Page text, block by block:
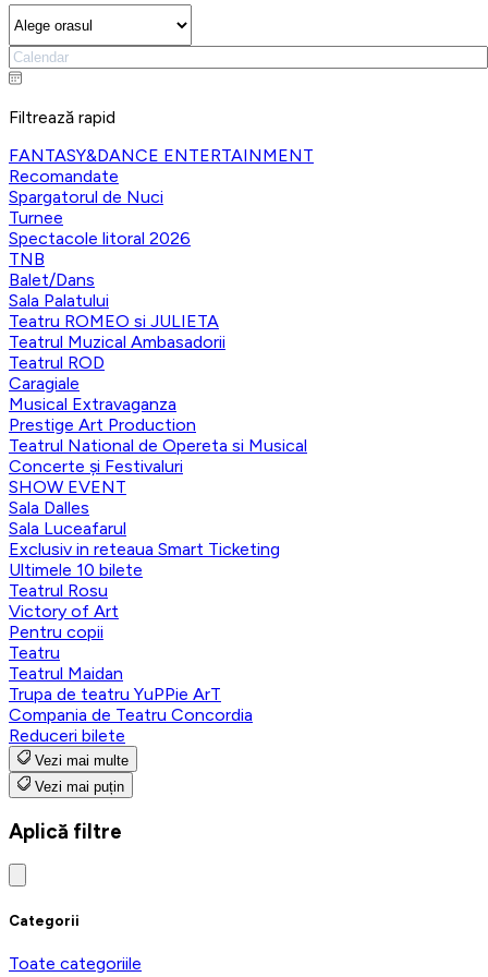
Filtrează rapid
FANTASY&DANCE ENTERTAINMENT
Recomandate
Spargatorul de Nuci
Turnee
Spectacole litoral 2026
TNB
Balet/Dans
Sala Palatului
Teatru ROMEO si JULIETA
Teatrul Muzical Ambasadorii
Teatrul ROD
Caragiale
Musical Extravaganza
Prestige Art Production
Teatrul National de Opereta si Musical
Concerte și Festivaluri
SHOW EVENT
Sala Dalles
Sala Luceafarul
Exclusiv in reteaua Smart Ticketing
Ultimele 10 bilete
Teatrul Rosu
Victory of Art
Pentru copii
Teatru
Teatrul Maidan
Trupa de teatru YuPPie ArT
Compania de Teatru Concordia
Reduceri bilete
Vezi mai multe
Vezi mai puțin
Aplică filtre
Categorii
Toate categoriile